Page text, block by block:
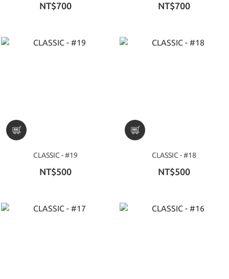
NT$700 NT$700
CLASSIC - #19
NT$500
CLASSIC - #18
NT$500